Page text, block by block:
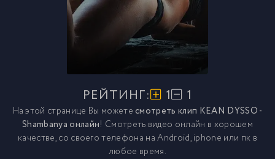
РЕЙТИНГ: 1 1
На этой странице Вы можетесмотреть клип KEAN DYSSO -
Shambanya онлайн! Смотреть видео онлайн в хорошем
качестве, со своего телефона на Android, iphone или пк в
любое время.